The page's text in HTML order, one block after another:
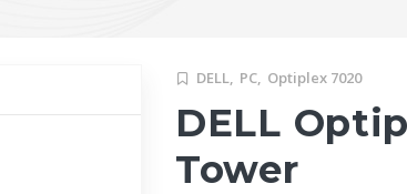
DELL, PC, Optiplex 7020
DELL
Tower